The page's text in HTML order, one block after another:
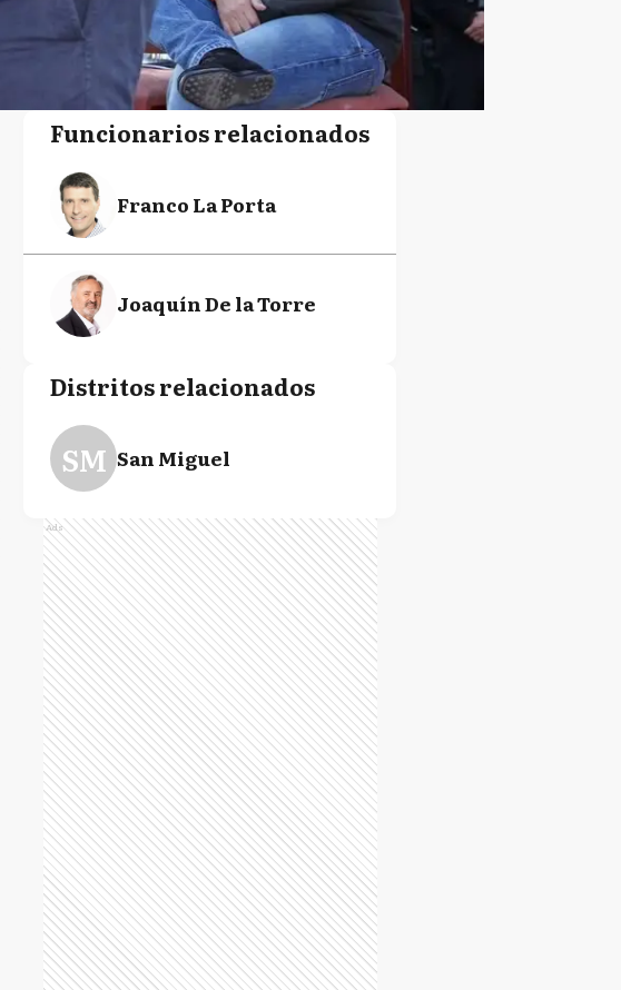
Funcionarios relacionados
Franco La Porta
Joaquín De la Torre
Distritos relacionados
SM San Miguel
Ads